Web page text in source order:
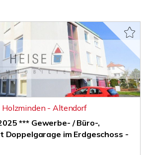
Holzminden - Altendorf
*** Gewerbe- / Büro-,
Doppelgarage im Erdgeschoss -